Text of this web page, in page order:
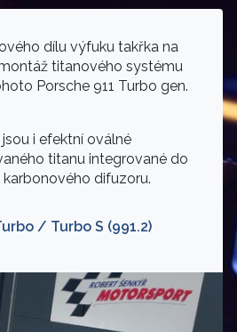
dílu výfuku takřka na
titanového systému
Porsche 911 Turbo gen.
i efektní oválné
titanu integrované do
difuzoru.
/ Turbo S (991.2)